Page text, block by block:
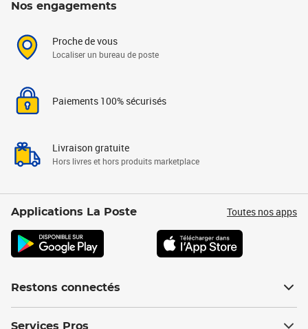
Nos engagements
Proche de vous
Localiser un bureau de poste
Paiements 100% sécurisés
Livraison gratuite
Hors livres et hors produits marketplace
Applications La Poste Toutes nos apps
Restons connectés
Services Pros